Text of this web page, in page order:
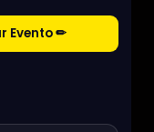
Evento ✏